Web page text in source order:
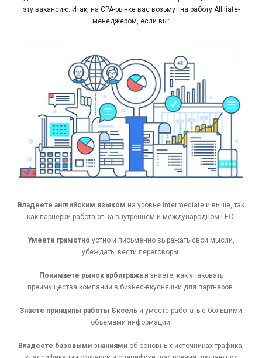
эту вакансию. Итак, на CPA-рынке вас возьмут на работу Affiliate-
менеджером, если вы:
Владеете английским языком на уровне Intermediate и выше, так
как парнерки работают на внутреннем и международном ГЕО.
Умеете грамотно устно и письменно выражать свои мысли,
убеждать, вести переговоры.
Понимаете рынок арбитража и знаете, как упаковать
преимущества компании в бизнес-вкусняшки для партнеров.
Знаете принципы работы Єксель и умеете работать с большими
объемами информации.
Владеете базовыми знаниями об основных источниках трафика,